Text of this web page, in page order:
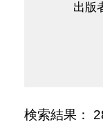
出版
検索結果：